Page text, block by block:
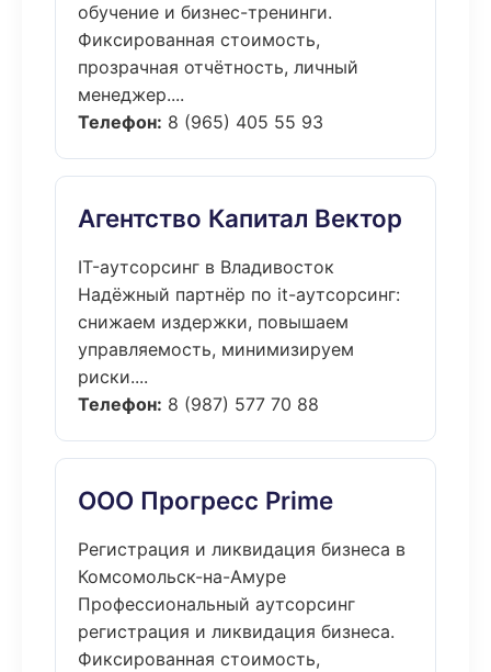
обучение и бизнес-тренинги.
Фиксированная стоимость,
прозрачная отчётность, личный
менеджер....
Телефон: 8 (965) 405 55 93
Агентство Капитал Вектор
IT-аутсорсинг в Владивосток
Надёжный партнёр по it-аутсорсинг:
снижаем издержки, повышаем
управляемость, минимизируем
риски....
Телефон: 8 (987) 577 70 88
ООО Прогресс Prime
Регистрация и ликвидация бизнеса в
Комсомольск-на-Амуре
Профессиональный аутсорсинг
регистрация и ликвидация бизнеса.
Фиксированная стоимость,